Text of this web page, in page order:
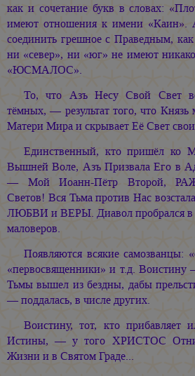
как и сочетание букв в словах:
имеют отношения к имени
соединить грешное с Праведным,
ни «север», ни «юг» не имеют
«ЮСМАЛОС».
То, что Азъ Несу Свой Свет
тёмных, — результат того, что Князь
Матери Мира и скрывает Её Свет
Единственный, кто пришёл ко
Вышней Воле, Азъ Призвала Его в
— Мой Иоанн-Пётр Второй,
Светов! Вся Тьма против Нас
ЛЮБВИ и ВЕРЫ. Диавол пробрался в
маловеров.
Появляются всякие самозванцы:
«первосвященники» и т.д.
Тьмы вышел из бездны, дабы
— поддалась, в числе других.
Воистину, тот, кто прибавляет
Истины, — у того ХРИСТОС
Жизни и в Святом Граде...